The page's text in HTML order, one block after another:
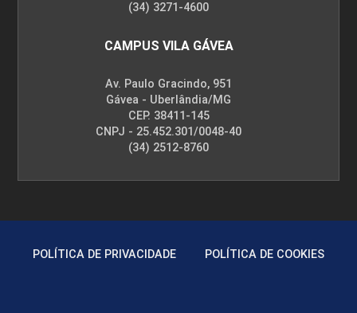
(34) 3271-4600
CAMPUS VILA GÁVEA
Av. Paulo Gracindo, 951
Gávea - Uberlândia/MG
CEP. 38411-145
CNPJ - 25.452.301/0048-40
(34) 2512-8760
POLÍTICA DE PRIVACIDADE POLÍTICA DE COOKIES